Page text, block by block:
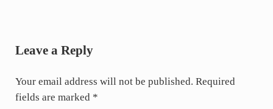
Leave a Reply
Your email address will not be published. Required
fields are marked *